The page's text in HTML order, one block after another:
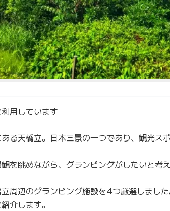
用しています
る天橋立。日本三景の一つであり、観光ス
を眺めながら、グランピングがしたいと考
周辺のグランピング施設を4つ厳選しまし
介します。